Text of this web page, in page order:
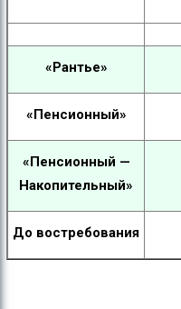
«Рантье»
«Пенсионный»
«Пенсионный —
Накопительный»
До востребования